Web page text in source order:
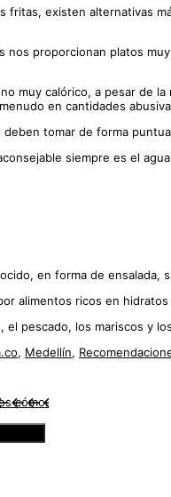
fritas, existen alternativas
nos proporcionan platos
muy calórico, a pesar de
en cantidades
deben tomar de forma
siempre es el
en forma de ensalada,
alimentos ricos en
pescado, los mariscos y
, Medellín,
cómo.